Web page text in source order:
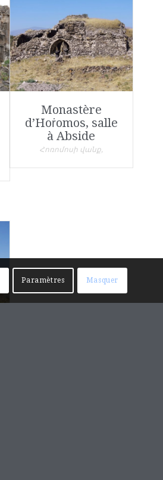
Monastère
d’Hoṙomos, salle
à Abside
Հոռոմոսի վանք,
Paramètres Masquer